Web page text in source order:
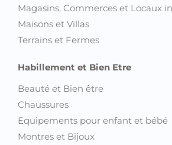
Magasins, Commerces et Locaux
Maisons et Villas
Terrains et Fermes
Habillement et Bien Etre
Beauté et Bien être
Chaussures
Equipements pour enfant et bébé
Montres et Bijoux